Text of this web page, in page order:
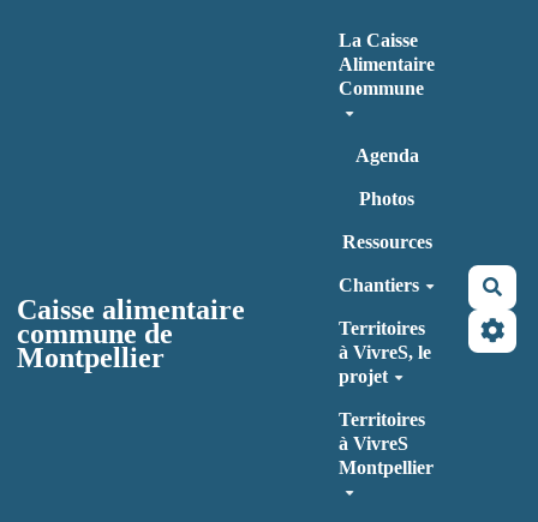
Caisse alimentaire
commune de
Montpellier
La Caisse
Alimentaire
Commune
Agenda
Photos
Ressources
Chantiers
Territoires
à VivreS, le
projet
Territoires
à VivreS
Montpellier